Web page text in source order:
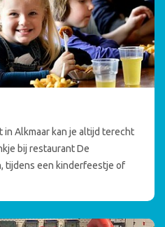
in Alkmaar kan je altijd terecht
bij restaurant De
tijdens een kinderfeestje of